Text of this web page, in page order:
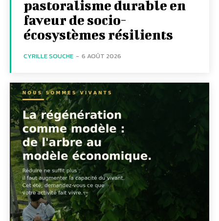
pastoralisme durable en
faveur de socio-
écosystèmes résilients
CYRILLE SOUCHE - 6 AOÛT 2026